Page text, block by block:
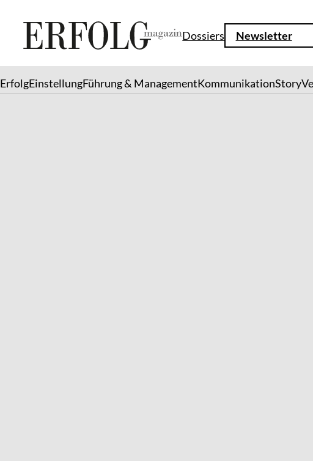
Dossiers Newsletter
ErfolgEinstellungFührung & ManagementKommunikationStory